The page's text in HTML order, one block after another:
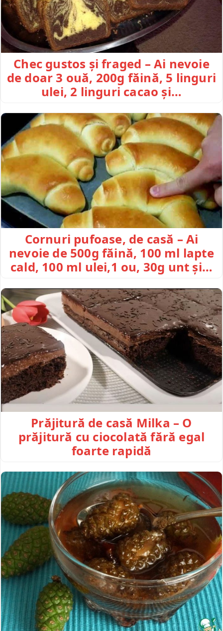
Chec gustos și fraged – Ai nevoie
de doar 3 ouă, 200g făină, 5 linguri
ulei, 2 linguri cacao și…
Cornuri pufoase, de casă – Ai
nevoie de 500g făină, 100 ml lapte
cald, 100 ml ulei,1 ou, 30g unt și…
Prăjitură de casă Milka – O
prăjitură cu ciocolată fără egal
foarte rapidă